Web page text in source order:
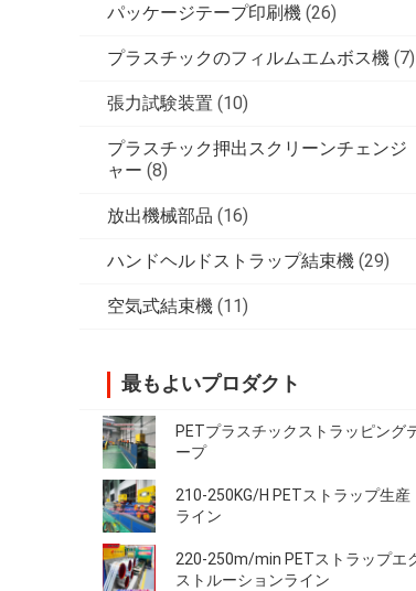
パッケージテープ印刷機 (26)
プラスチックのフィルムエムボス機 (7)
張力試験装置 (10)
プラスチック押出スクリーンチェンジ
ャー (8)
放出機械部品 (16)
ハンドヘルドストラップ結束機 (29)
空気式結束機 (11)
最もよいプロダクト
PETプラスチックストラッピング
ープ
210-250KG/H PETストラップ生産
ライン
220-250m/min PETストラップエ
ストルーションライン